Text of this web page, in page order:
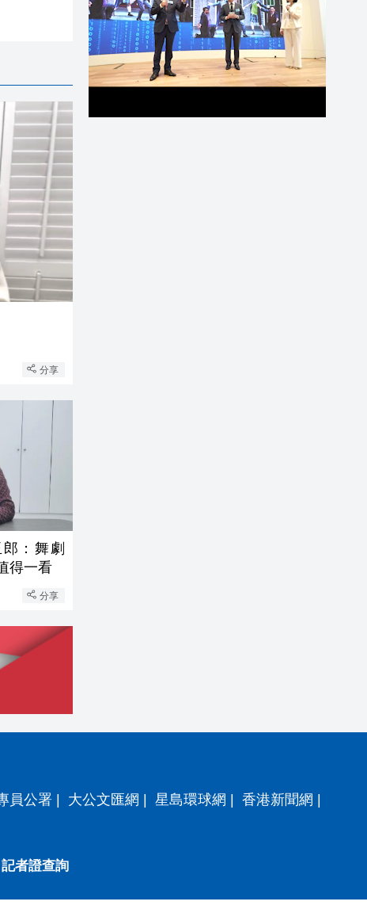
分享
：舞劇
得一看
分享
員公署 | 大公文匯網 | 星島環球網 | 香港新聞網 |
記者證查詢